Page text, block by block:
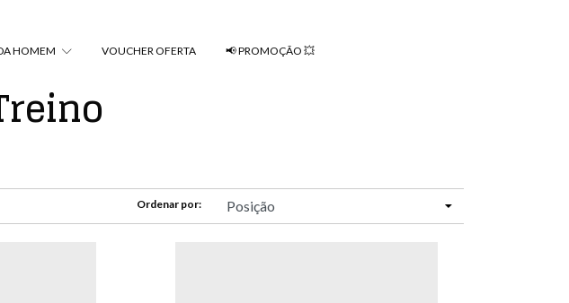
HOMEM VOUCHER OFERTA 📢 PROMOÇÃO 💥
Ordenar por: